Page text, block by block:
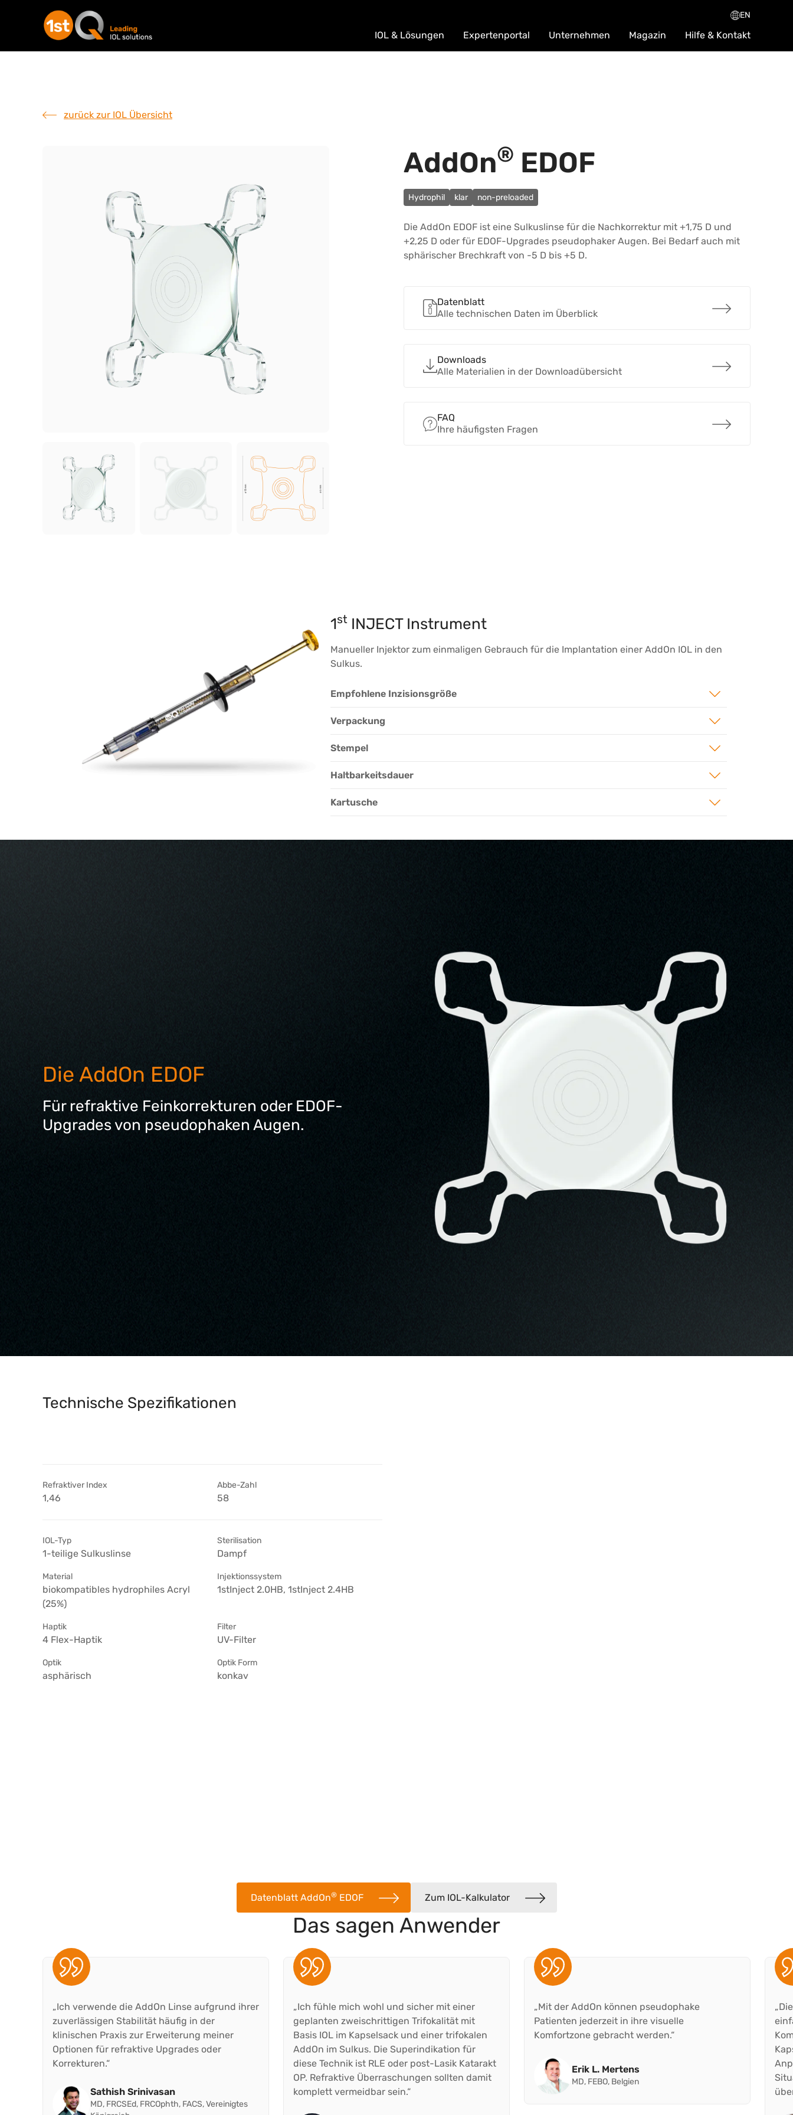
EN
IOL & Lösungen Expertenportal Unternehmen Magazin Hilfe & Kontakt
zurück zur IOL Übersicht
AddOn® EDOF
Hydrophil klar non-preloaded
Die AddOn EDOF ist eine Sulkuslinse für die Nachkorrektur mit +1,75 D und
+2,25 D oder für EDOF-Upgrades pseudophaker Augen. Bei Bedarf auch mit
sphärischer Brechkraft von -5 D bis +5 D.
Datenblatt
Alle technischen Daten im Überblick
Downloads
Alle Materialien in der Downloadübersicht
FAQ
Ihre häufigsten Fragen
1st INJECT Instrument
Manueller Injektor zum einmaligen Gebrauch für die Implantation einer AddOn IOL in den
Sulkus.
Empfohlene Inzisionsgröße
Verpackung
Stempel
Haltbarkeitsdauer
Kartusche
Die AddOn EDOF
Für refraktive Feinkorrekturen oder EDOF-
Upgrades von pseudophaken Augen.
Technische Spezifikationen
Refraktiver Index
1,46
Abbe-Zahl
58
IOL-Typ
1-teilige Sulkuslinse
Sterilisation
Dampf
Material
biokompatibles hydrophiles Acryl
(25%)
Injektionssystem
1stInject 2.0HB, 1stInject 2.4HB
Haptik
4 Flex-Haptik
Filter
UV-Filter
Optik
asphärisch
Optik Form
konkav
Datenblatt AddOn®EDOF Zum IOL-Kalkulator
Das sagen Anwender
„Ich verwende die AddOn Linse aufgrund ihrer
zuverlässigen Stabilität häufig in der
klinischen Praxis zur Erweiterung meiner
Optionen für refraktive Upgrades oder
Korrekturen.“
Sathish Srinivasan
MD, FRCSEd, FRCOphth, FACS, Vereinigtes
„Ich fühle mich wohl und sicher mit einer
geplanten zweischrittigen Trifokalität mit
Basis IOL im Kapselsack und einer trifokalen
AddOn im Sulkus. Die Superindikation für
diese Technik ist RLE oder post-Lasik Katarakt
OP. Refraktive Überraschungen sollten damit
komplett vermeidbar sein.“
„Mit der AddOn können pseudophake
Patienten jederzeit in ihre visuelle
Komfortzone gebracht werden.“
Erik L. Mertens
MD, FEBO, Belgien